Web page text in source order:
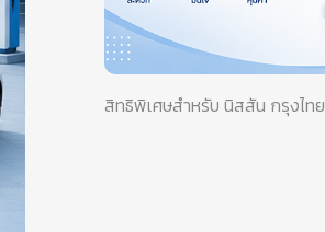
สิทธิพิเศษสำหรับ นิสสัน กรุงไทย